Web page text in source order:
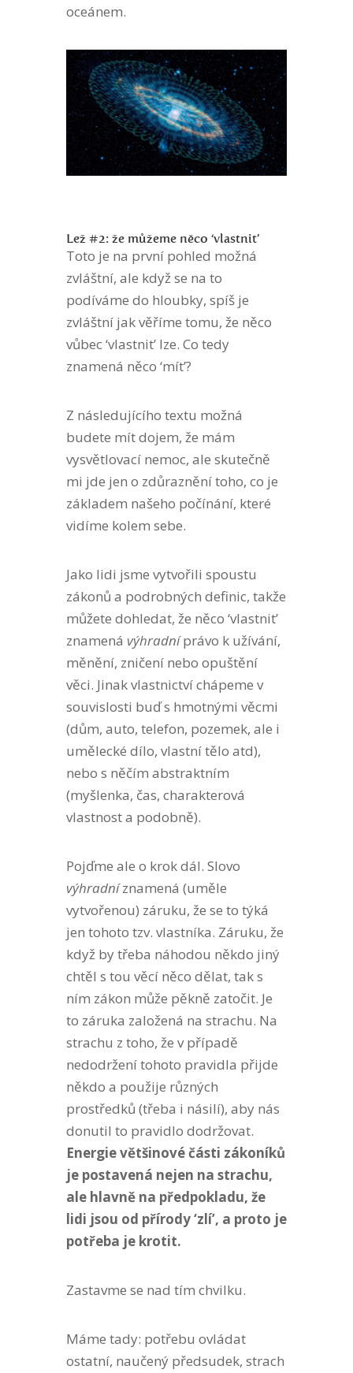
oceánem.
Lež #2: že můžeme něco ‘vlastnit’
Toto je na první pohled možná
zvláštní, ale když se na to
podíváme do hloubky, spíš je
zvláštní jak věříme tomu, že něco
vůbec ‘vlastnit’ lze. Co tedy
znamená něco ‘mít’?
Z následujícího textu možná
budete mít dojem, že mám
vysvětlovací nemoc, ale skutečně
mi jde jen o zdůraznění toho, co je
základem našeho počínání, které
vidíme kolem sebe.
Jako lidi jsme vytvořili spoustu
zákonů a podrobných definic, takže
můžete dohledat, že něco ‘vlastnit’
znamená výhradníprávo k užívání,
měnění, zničení nebo opuštění
věci. Jinak vlastnictví chápeme v
souvislosti buď s hmotnými věcmi
(dům, auto, telefon, pozemek, ale i
umělecké dílo, vlastní tělo atd),
nebo s něčím abstraktním
(myšlenka, čas, charakterová
vlastnost a podobně).
Pojďme ale o krok dál. Slovo
výhradníznamená (uměle
vytvořenou) záruku, že se to týká
jen tohoto tzv. vlastníka. Záruku, že
když by třeba náhodou někdo jiný
chtěl s tou věcí něco dělat, tak s
ním zákon může pěkně zatočit. Je
to záruka založená na strachu. Na
strachu z toho, že v případě
nedodržení tohoto pravidla přijde
někdo a použije různých
prostředků (třeba i násilí), aby nás
donutil to pravidlo dodržovat.
Energie většinové části zákoníků
je postavená nejen na strachu,
ale hlavně na předpokladu, že
lidi jsou od přírody ‘zlí’, a proto je
potřeba je krotit.
Zastavme se nad tím chvilku.
Máme tady: potřebu ovládat
ostatní, naučený předsudek, strach